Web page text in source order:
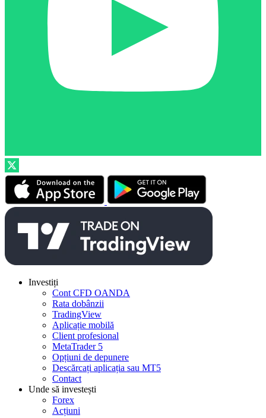
Investiți
Cont CFD OANDA
Rata dobânzii
TradingView
Aplicație mobilă
Client profesional
MetaTrader 5
Opțiuni de depunere
Descărcați aplicația sau MT5
Contact
Unde să investești
Forex
Acțiuni